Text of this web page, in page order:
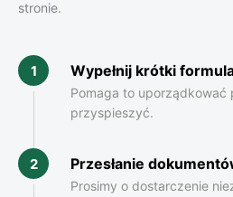
stronie.
1 Wypełnij krótki
Pomaga to uporządkować
przyspieszyć.
2 Przesłanie
Prosimy o dostarczenie